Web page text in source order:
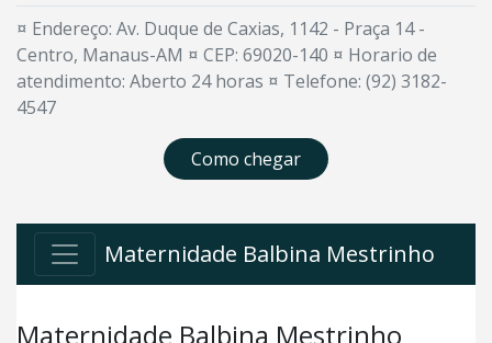
¤ Endereço: Av. Duque de Caxias, 1142 - Praça 14 -
Centro, Manaus-AM ¤ CEP: 69020-140 ¤ Horario de
atendimento: Aberto 24 horas ¤ Telefone: (92) 3182-
4547
Como chegar
Maternidade Balbina Mestrinho
Maternidade Balbina Mestrinho